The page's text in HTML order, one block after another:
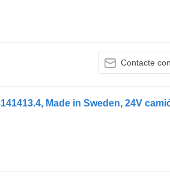
Contacte
Made in Sweden, 24V